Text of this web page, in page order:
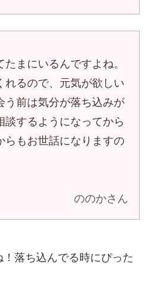
まにいるんですよね。
れるので、元気が欲しい
う前は気分が落ち込みが
するようになってから
らもお世話になりますの
ののかさん
落ち込んでる時にぴった